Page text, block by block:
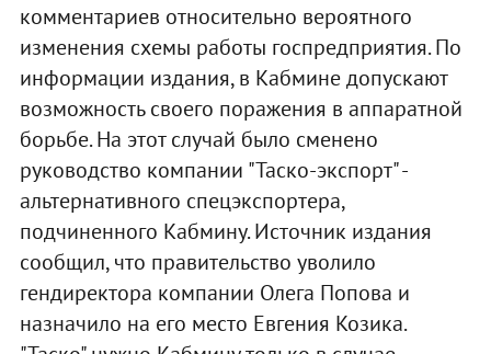
комментариев относительно вероятного
изменения схемы работы госпредприятия. По
информации издания, в Кабмине допускают
возможность своего поражения в аппаратной
борьбе. На этот случай было сменено
руководство компании "Таско-экспорт" -
альтернативного спецэкспортера,
подчиненного Кабмину. Источник издания
сообщил, что правительство уволило
гендиректора компании Олега Попова и
назначило на его место Евгения Козика.